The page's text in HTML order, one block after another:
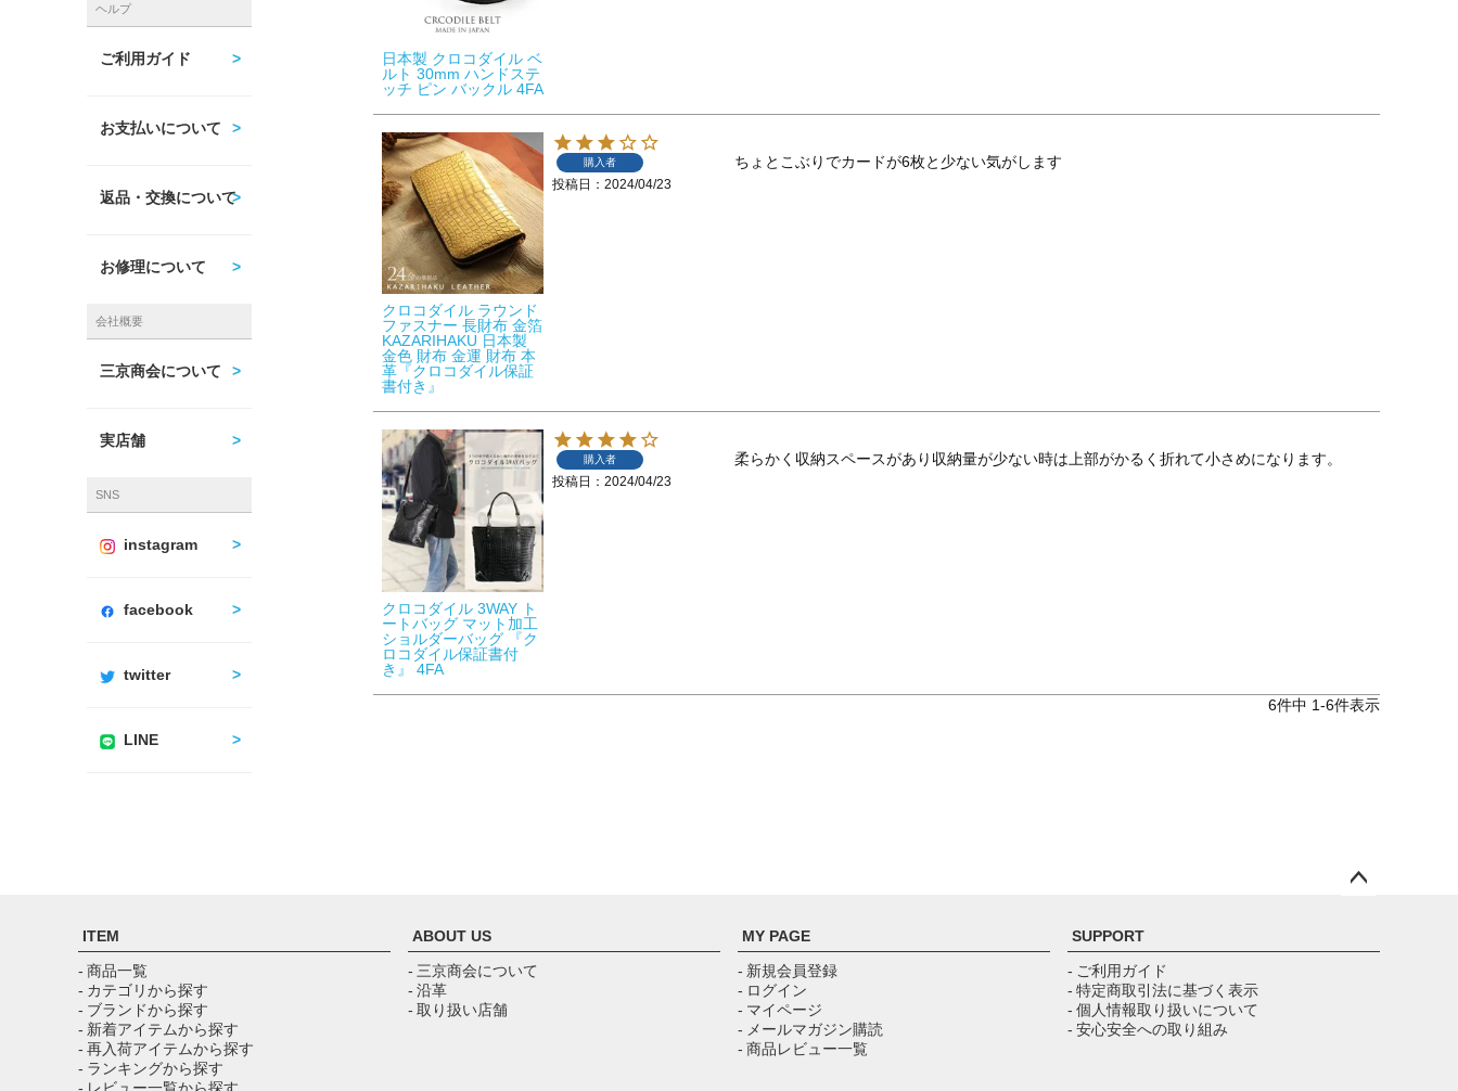
ヘルプ
ご利用ガイド
お支払いについて
返品・交換について
お修理について
会社概要
三京商会について
実店舗
SNS
instagram
facebook
twitter
LINE
日本製 クロコダイル ベ
ルト 30mm ハンドステ
ッチ ピン バックル 4FA
クロコダイル ラウンド
ファスナー 長財布 金箔
KAZARIHAKU 日本製
金色 財布 金運 財布 本
革『クロコダイル保証
書付き』
購入者
投稿日 2024/04/23
ちょとこぶりでカードが6枚と少ない気がします
クロコダイル 3WAY ト
ートバッグ マット加工
ショルダーバッグ 『ク
ロコダイル保証書付
き』 4FA
購入者
投稿日 2024/04/23
6件中 1-6件表示
ップ
ITEM
- 商品一覧
- カテゴリから探す
- ブランドから探す
- 新着アイテムから探す
- 再入荷アイテムから探す
- ランキングから探す
ABOUT US
- 三京商会について
- 沿革
- 取り扱い店舗
MY PAGE
- 新規会員登録
- ログイン
- マイページ
- メールマガジン購読
- 商品レビュー一覧
SUPPORT
- ご利用ガイド
- 特定商取引法に基づく表示
- 個人情報取り扱いについて
- 安心安全への取り組み